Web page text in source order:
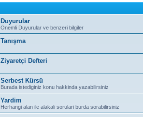
Duyurular
Önemli Duyurular ve benzeri bilgiler
Tanışma
Ziyaretçi Defteri
Serbest Kürsü
Burada istediginiz konu hakkinda yazabilirsiniz
Yardim
Herhangi alan ile alakali sorulari burda sorabilirsiniz